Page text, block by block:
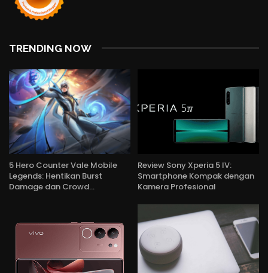
TRENDING NOW
5 Hero Counter Vale Mobile
Legends: Hentikan Burst
Damage dan Crowd…
Review Sony Xperia 5 IV:
Smartphone Kompak dengan
Kamera Profesional